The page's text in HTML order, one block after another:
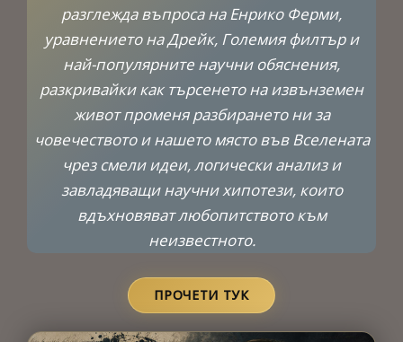
разглежда въпроса на Енрико Ферми,
уравнението на Дрейк, Големия филтър и
най-популярните научни обяснения,
разкривайки как търсенето на извънземен
живот променя разбирането ни за
човечеството и нашето място във Вселената
чрез смели идеи, логически анализ и
завладяващи научни хипотези, които
вдъхновяват любопитството към
неизвестното.
ПРОЧЕТИ ТУК